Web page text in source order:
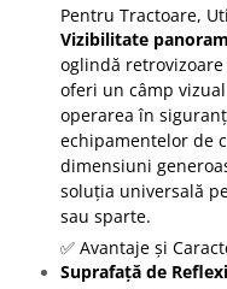
Pentru Tractoare,
Vizibilitate
oglindă
oferi un câmp
operarea în
echipamentelor de
dimensiuni
soluția universală
sau sparte.
✅ Avantaje și
Suprafață de